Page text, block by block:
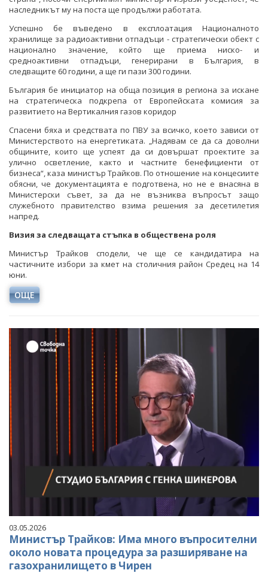
наследникът му на поста ще продължи работата.
Успешно бе въведено в експлоатация Националното
хранилище за радиоактивни отпадъци - стратегически обект с
национално значение, който ще приема ниско- и
средноактивни отпадъци, генерирани в България, в
следващите 60 години, а ще ги пази 300 години.
България бе инициатор на обща позиция в региона за искане
на стратегическа подкрепа от Европейската комисия за
развитието на Вертикалния газов коридор
Спасени бяха и средствата по ПВУ за всичко, което зависи от
Министерството на енергетиката. „Надявам се да са доволни
общините, които ще успеят да си довършат проектите за
улично осветление, както и частните бенефициенти от
бизнеса“, каза министър Трайков. По отношение на концесиите
обясни, че документацията е подготвена, но не е внасяна в
Министерски съвет, за да не възниква въпросът защо
служебното правителство взима решения за десетилетия
напред.
Визия за следващата стъпка в обществена роля
Министър Трайков сподели, че ще се кандидатира на
частичните избори за кмет на столичния район Средец на 14
юни.
ОЩЕ
03.05.2026
Министър Трайков: Има много въпросителни
около новата процедура за разширяване на
газохранилището в Чирен